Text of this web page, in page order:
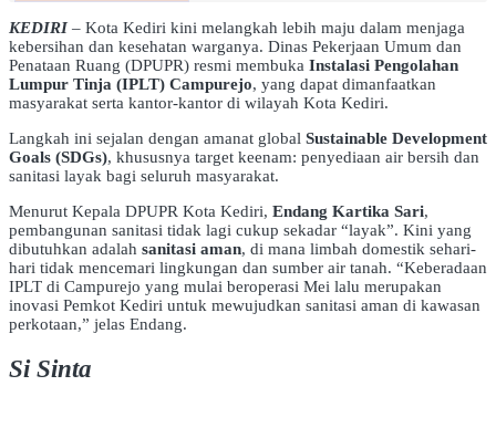
KEDIRI– Kota Kediri kini melangkah lebih maju dalam menjaga
kebersihan dan kesehatan warganya. Dinas Pekerjaan Umum dan
Penataan Ruang (DPUPR) resmi membuka Instalasi Pengolahan
Lumpur Tinja (IPLT) Campurejo, yang dapat dimanfaatkan
masyarakat serta kantor-kantor di wilayah Kota Kediri.
Langkah ini sejalan dengan amanat global Sustainable Development
Goals (SDGs), khususnya target keenam: penyediaan air bersih dan
sanitasi layak bagi seluruh masyarakat.
Menurut Kepala DPUPR Kota Kediri, Endang Kartika Sari,
pembangunan sanitasi tidak lagi cukup sekadar “layak”. Kini yang
dibutuhkan adalah sanitasi aman, di mana limbah domestik sehari-
hari tidak mencemari lingkungan dan sumber air tanah. “Keberadaan
IPLT di Campurejo yang mulai beroperasi Mei lalu merupakan
inovasi Pemkot Kediri untuk mewujudkan sanitasi aman di kawasan
perkotaan,” jelas Endang.
Si Sinta